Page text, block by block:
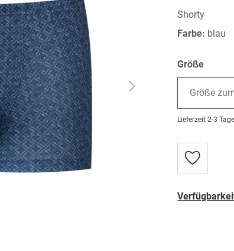
Shorty
Farbe: blau
Größe
Größe
Lieferzeit 2-3 Tage
Zur
Wunschliste